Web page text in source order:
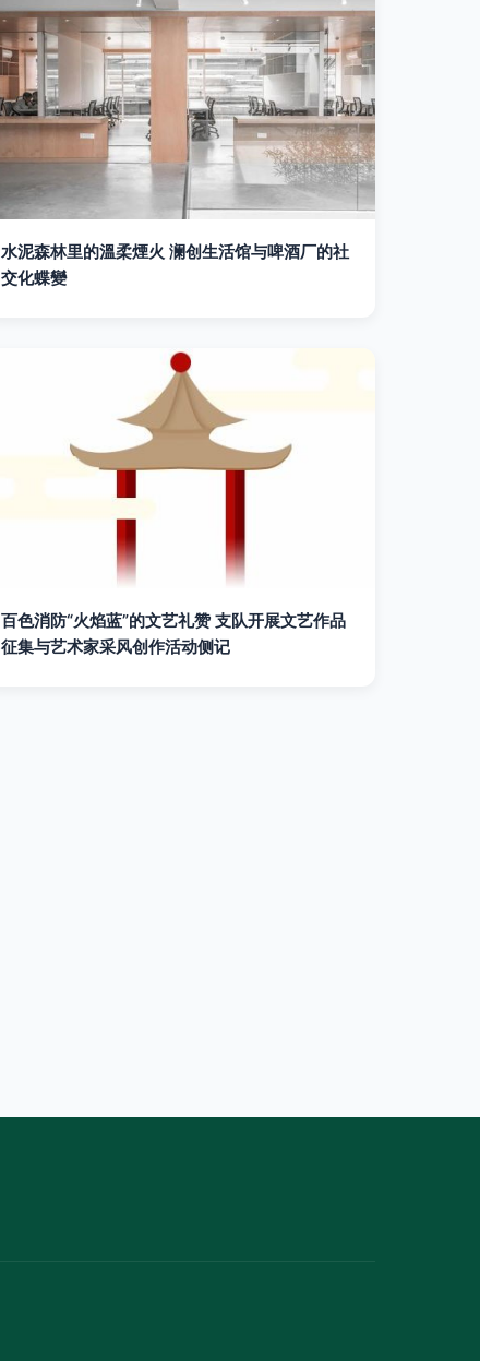
水泥森林里的溫柔煙火 澜创生活馆与啤酒厂的社
交化蝶變
百色消防“火焰蓝”的文艺礼赞 支队开展文艺作品
征集与艺术家采风创作活动侧记